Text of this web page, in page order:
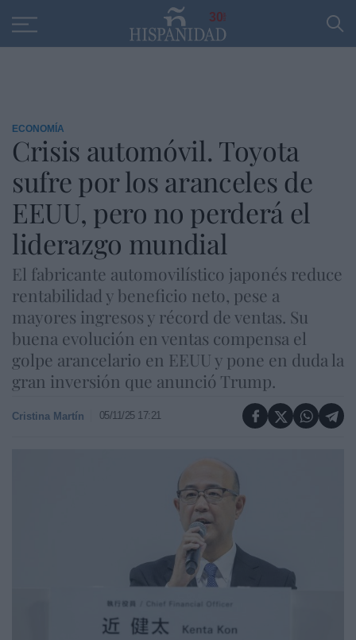
30
ECONOMÍA
Crisis automóvil. Toyota
sufre por los aranceles de
EEUU, pero no perderá el
liderazgo mundial
El fabricante automovilístico japonés reduce
rentabilidad y beneficio neto, pese a
mayores ingresos y récord de ventas. Su
buena evolución en ventas compensa el
golpe arancelario en EEUU y pone en duda la
gran inversión que anunció Trump.
Cristina Martín 05/11/25 17:21